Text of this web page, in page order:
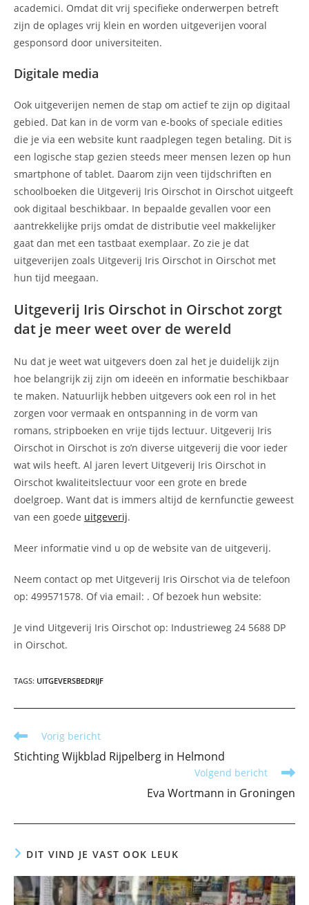
academici. Omdat dit vrij specifieke onderwerpen betreft
zijn de oplages vrij klein en worden uitgeverijen vooral
gesponsord door universiteiten.
Digitale media
Ook uitgeverijen nemen de stap om actief te zijn op digitaal
gebied. Dat kan in de vorm van e-books of speciale edities
die je via een website kunt raadplegen tegen betaling. Dit is
een logische stap gezien steeds meer mensen lezen op hun
smartphone of tablet. Daarom zijn veen tijdschriften en
schoolboeken die Uitgeverij Iris Oirschot in Oirschot uitgeeft
ook digitaal beschikbaar. In bepaalde gevallen voor een
aantrekkelijke prijs omdat de distributie veel makkelijker
gaat dan met een tastbaat exemplaar. Zo zie je dat
uitgeverijen zoals Uitgeverij Iris Oirschot in Oirschot met
hun tijd meegaan.
Uitgeverij Iris Oirschot in Oirschot zorgt
dat je meer weet over de wereld
Nu dat je weet wat uitgevers doen zal het je duidelijk zijn
hoe belangrijk zij zijn om ideeën en informatie beschikbaar
te maken. Natuurlijk hebben uitgevers ook een rol in het
zorgen voor vermaak en ontspanning in de vorm van
romans, stripboeken en vrije tijds lectuur. Uitgeverij Iris
Oirschot in Oirschot is zo’n diverse uitgeverij die voor ieder
wat wils heeft. Al jaren levert Uitgeverij Iris Oirschot in
Oirschot kwaliteitslectuur voor een grote en brede
doelgroep. Want dat is immers altijd de kernfunctie geweest
van een goede uitgeverij.
Meer informatie vind u op de website van de uitgeverij.
Neem contact op met Uitgeverij Iris Oirschot via de telefoon
op: 499571578. Of via email: . Of bezoek hun website:
Je vind Uitgeverij Iris Oirschot op: Industrieweg 24 5688 DP
in Oirschot.
TAGS: UITGEVERSBEDRIJF
Lees
meer
artikelen
Vorig bericht
Stichting Wijkblad Rijpelberg in Helmond
Volgend bericht
Eva Wortmann in Groningen
DIT VIND JE VAST OOK LEUK